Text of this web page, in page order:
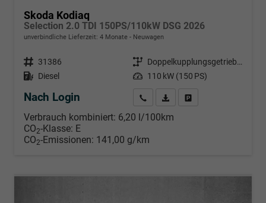
Skoda Kodiaq
Selection 2.0 TDI 150PS/110kW DSG 2026
unverbindliche Lieferzeit: 4 Monate Neuwagen
Fahrzeugnr. 31386 Getriebe
Doppelkupplungsgetriebe (DSG)
Kraftstoff Diesel Leistung 110 kW (150 PS)
Nach Login Wir rufen Sie anPDF-Datei, Fahrzeugexposé
Verbrauch kombiniert: 6,20 l/100km
CO2-Klasse: E
CO2-Emissionen: 141,00 g/km